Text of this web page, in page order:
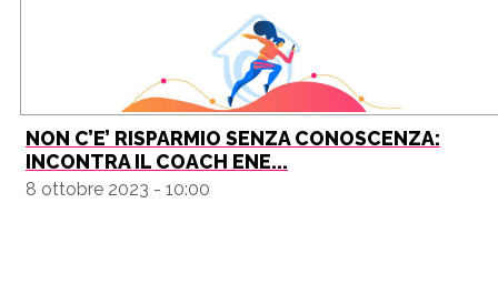
NON C’E’ RISPARMIO SENZA CONOSCENZA:
INCONTRA IL COACH ENE...
8 ottobre 2023 - 10:00